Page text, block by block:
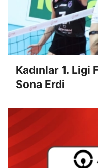
Kadınlar 1. Ligi
Sona Erdi